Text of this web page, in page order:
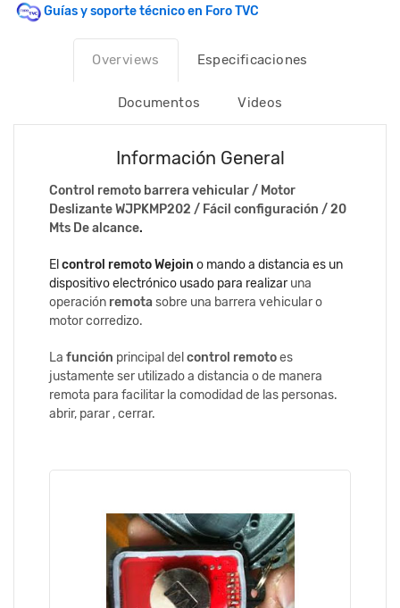
Guías y soporte técnico en Foro TVC
Overviews Especificaciones
Documentos Videos
Información General
Control remoto barrera vehicular / Motor
Deslizante WJPKMP202 / Fácil configuración / 20
Mts De alcance.
El control remoto Wejoin o mando a distancia es un
dispositivo electrónico usado para realizar una
operación remotasobre una barrera vehicular o
motor corredizo.
La función principal del control remotoes
justamente ser utilizado a distancia o de manera
remota para facilitar la comodidad de las personas.
abrir, parar , cerrar.